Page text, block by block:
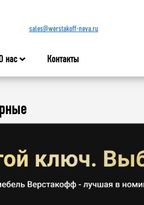
sales@werstakoff-neva.ru
нас Контакты